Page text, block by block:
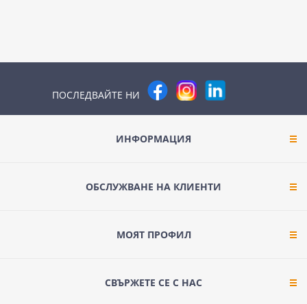
ПОСЛЕДВАЙТЕ НИ
ИНФОРМАЦИЯ
ОБСЛУЖВАНЕ НА КЛИЕНТИ
МОЯТ ПРОФИЛ
СВЪРЖЕТЕ СЕ С НАС